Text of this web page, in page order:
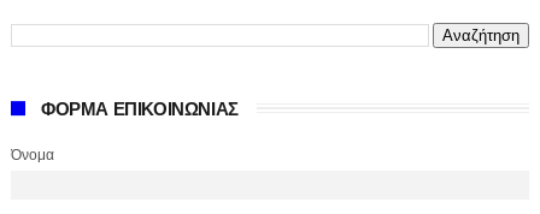
ΦΟΡΜΑ ΕΠΙΚΟΙΝΩΝΙΑΣ
Όνομα